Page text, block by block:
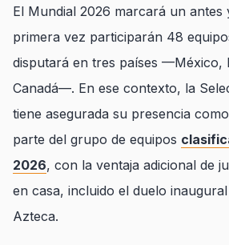
El Mundial 2026 marcará un antes
primera vez participarán 48
disputará en tres países —México,
Canadá—. En ese contexto, la
tiene asegurada su presencia
parte del grupo de equipos
2026, con la ventaja adicional de
en casa, incluido el duelo
Azteca.